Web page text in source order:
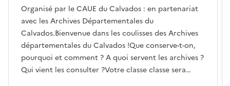
Organisé par le CAUE du Calvados : en partenariat
avec les Archives Départementales du
Calvados.Bienvenue dans les coulisses des Archives
départementales du Calvados !Que conserve-t-on,
pourquoi et comment ? A quoi servent les archives ?
Qui vient les consulter ?Votre classe classe sera